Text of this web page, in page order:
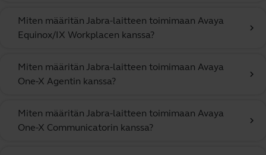
Miten määritän Jabra-laitteen toimimaan Avaya
Equinox/IX Workplacen kanssa?
chevron_right
Miten määritän Jabra-laitteen toimimaan Avaya
One-X Agentin kanssa?
chevron_right
Miten määritän Jabra-laitteen toimimaan Avaya
One-X Communicatorin kanssa?
chevron_right